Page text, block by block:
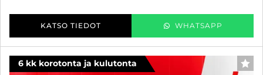
KATSO TIEDOT WHATSAPP
6 kk korotonta ja kulutonta